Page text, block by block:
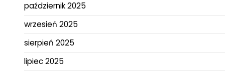
październik 2025
wrzesień 2025
sierpień 2025
lipiec 2025